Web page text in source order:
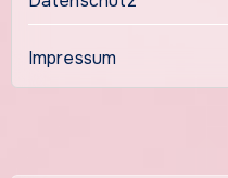
Impressum